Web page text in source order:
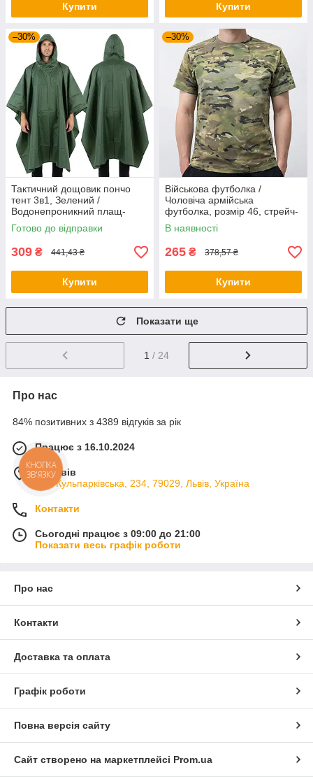
Купити Купити
–30%
Тактичний дощовик пончо
тент 3в1, Зелений /
Водонепроникний плащ-
накидка від дощу / Дощовик з
капюшоном
Готово до відправки
309 ₴ 441,43 ₴
Купити
–30%
Військова футболка /
Чоловіча армійська
футболка, розмір 46, стрейч-
кулір / Футболка тактична
бавовняна
В наявності
265 ₴ 378,57 ₴
Купити
Показати ще
1 / 24
Про нас
84% позитивних з 4389 відгуків за рік
Працює з 16.10.2024
м. Львів
вул. Кульпарківська, 234, 79029, Львів, Україна
Контакти
Сьогодні працює з 09:00 до 21:00
Показати весь графік роботи
Про нас
Контакти
Доставка та оплата
Графік роботи
Повна версія сайту
Сайт створено на маркетплейсі Prom.ua
КНОПКА
ЗВ'ЯЗКУ